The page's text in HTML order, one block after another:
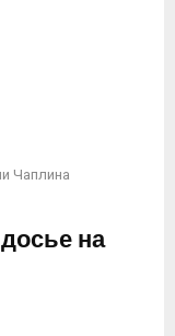
Чаплина
на